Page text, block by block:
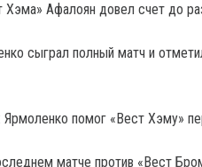
Афалоян довел счет до
сыграл полный матч и
Ярмоленко помог «Вест Хэму»
матче против «Вест